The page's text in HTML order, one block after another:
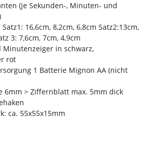
(je Sekunden-, Minuten- und
16,6cm, 8,2cm, 6,8cm Satz2:13cm,
3: 7,6cm, 7cm, 4,9cm
Minutenzeiger in schwarz,
rot
1 Batterie Mignon AA (nicht
6mm > Ziffernblatt max. 5mm dick
ca. 55x55x15mm